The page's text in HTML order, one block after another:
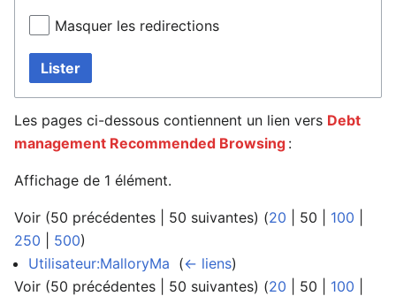
Masquer les redirections
Lister
Les pages ci-dessous contiennent un lien vers Debt
management Recommended Browsing :
Affichage de 1 élément.
Voir (50 précédentes 50 suivantes) (20 50 100
250
500)
Utilisateur:MalloryMa (← liens)
Voir (50 précédentes 50 suivantes) (20 50 100